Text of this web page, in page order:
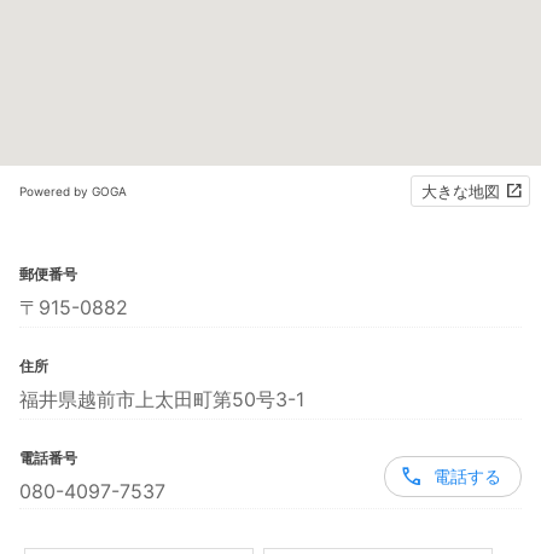
Powered by GOGA 大きな地図
郵便番号
〒915-0882
住所
福井県越前市上太田町第50号3-1
電話番号
080-4097-7537
電話する